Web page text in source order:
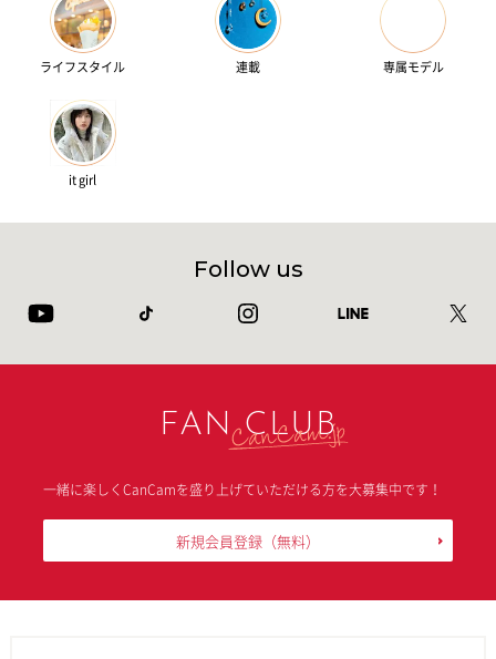
ライフスタイル 連載 専属モデル
it girl
Follow us
FAN CLUB
一緒に楽しくCanCamを盛り上げていただける方を大募集中です！
新規会員登録 （無料）